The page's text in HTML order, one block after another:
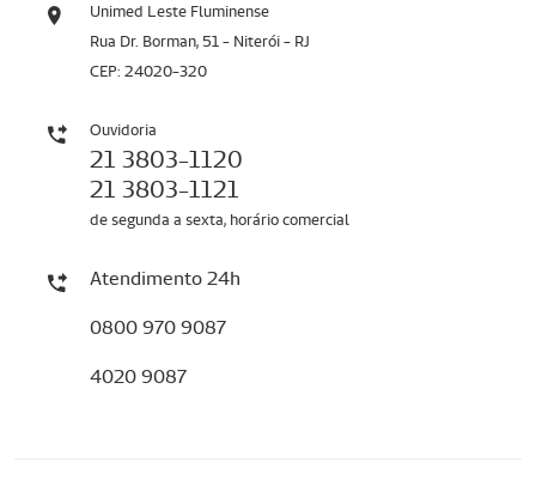
Unimed Leste Fluminense
Rua Dr. Borman, 51 - Niterói - RJ
CEP: 24020-320
Ouvidoria
21 3803-1120
21 3803-1121
de segunda a sexta, horário comercial
Atendimento 24h
0800 970 9087
4020 9087